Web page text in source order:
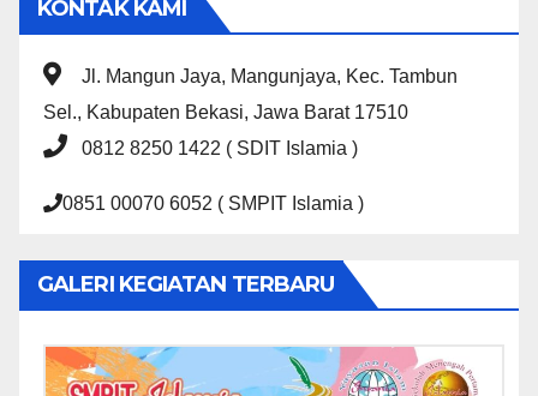
KONTAK KAMI
Jl. Mangun Jaya, Mangunjaya, Kec. Tambun
Sel., Kabupaten Bekasi, Jawa Barat 17510
0812 8250 1422 ( SDIT Islamia )
0851 00070 6052 ( SMPIT Islamia )
GALERI KEGIATAN TERBARU